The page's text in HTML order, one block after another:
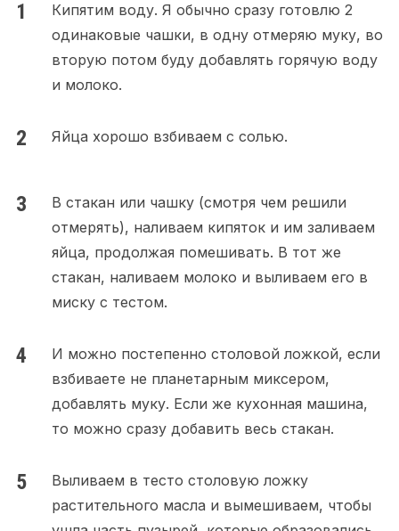
Кипятим воду. Я обычно сразу готовлю 2
одинаковые чашки, в одну отмеряю муку, во
вторую потом буду добавлять горячую воду
и молоко.
Яйца хорошо взбиваем с солью.
В стакан или чашку (смотря чем решили
отмерять), наливаем кипяток и им заливаем
яйца, продолжая помешивать. В тот же
стакан, наливаем молоко и выливаем его в
миску с тестом.
И можно постепенно столовой ложкой, если
взбиваете не планетарным миксером,
добавлять муку. Если же кухонная машина,
то можно сразу добавить весь стакан.
Выливаем в тесто столовую ложку
растительного масла и вымешиваем, чтобы